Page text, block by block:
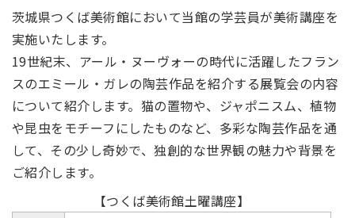
茨城県つくば美術館において当館の学芸員が美術講座を
実施いたします。
19世紀末、アール・ヌーヴォーの時代に活躍したフラン
スのエミール・ガレの陶芸作品を紹介する展覧会の内容
について紹介します。猫の置物や、ジャポニスム、植物
や昆虫をモチーフにしたものなど、多彩な陶芸作品を通
して、その少し奇妙で、独創的な世界観の魅力や背景を
ご紹介します。
【つくば美術館土曜講座】